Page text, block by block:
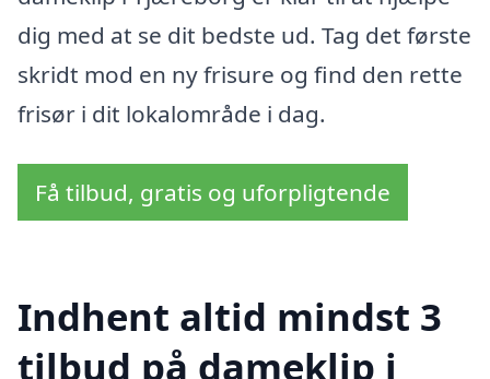
dig med at se dit bedste ud. Tag det første
skridt mod en ny frisure og find den rette
frisør i dit lokalområde i dag.
Få tilbud, gratis og uforpligtende
Indhent altid mindst 3
tilbud på dameklip i